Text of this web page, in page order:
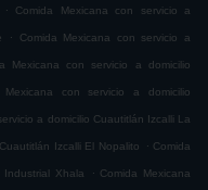
. Comida Mexicana con servicio a
. Comida Mexicana con servicio a
Mexicana con servicio a domicilio
Mexicana con servicio a domicilio
a domicilio Cuautitlán Izcalli La
Izcalli El Nopalito . Comida
Industrial Xhala . Comida Mexicana